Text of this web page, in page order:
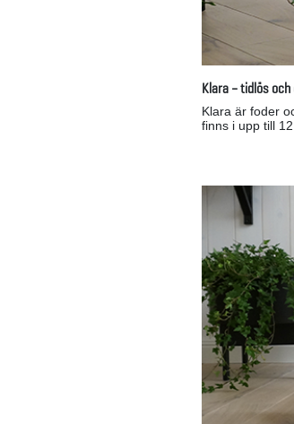
Klara – tidlös
Klara är foder
finns i upp till